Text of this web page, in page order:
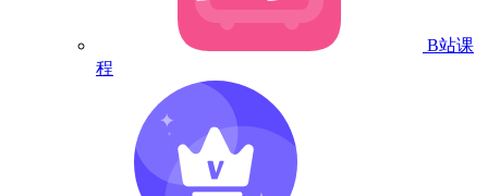
B站课
程